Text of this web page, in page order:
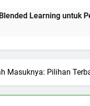
untuk
Masuknya: Pilihan